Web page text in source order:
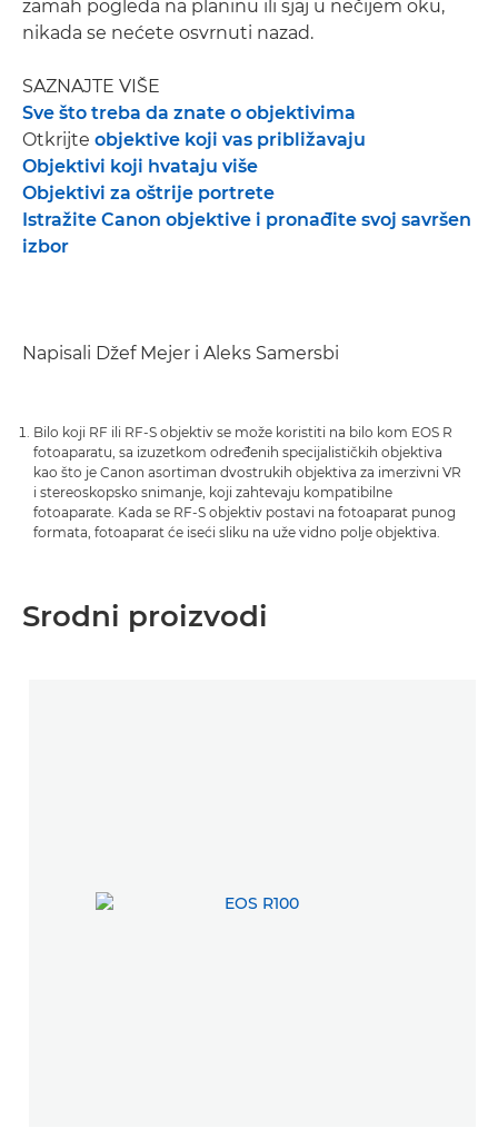
zamah pogleda na planinu ili sjaj u nečijem oku,
nikada se nećete osvrnuti nazad.
SAZNAJTE VIŠE
Sve što treba da znate o objektivima
Otkrijte objektive koji vas približavaju
Objektivi koji hvataju više
Objektivi za oštrije portrete
Istražite Canon objektive i pronađite svoj savršen
izbor
Napisali Džef Mejer i Aleks Samersbi
Bilo koji RF ili RF-S objektiv se može koristiti na bilo kom EOS R
fotoaparatu, sa izuzetkom određenih specijalističkih objektiva
kao što je Canon asortiman dvostrukih objektiva za imerzivni VR
i stereoskopsko snimanje, koji zahtevaju kompatibilne
fotoaparate. Kada se RF-S objektiv postavi na fotoaparat punog
formata, fotoaparat će iseći sliku na uže vidno polje objektiva.
Srodni proizvodi